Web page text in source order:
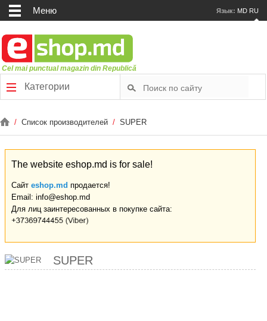
Меню Язык: MD RU
Cel mai punctual magazin din Republică
Категории
/ Список производителей / SUPER
The website eshop.md is for sale!
Сайт eshop.md продается!
Email: info@eshop.md
Для лиц заинтересованных в покупке сайта:
SUPER